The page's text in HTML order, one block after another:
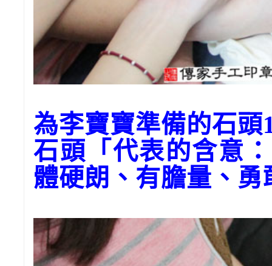
為李寶寶準備的石
石頭「代表的含意
體硬朗、有膽量、勇